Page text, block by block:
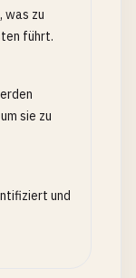
was zu
führt.
sie zu
und